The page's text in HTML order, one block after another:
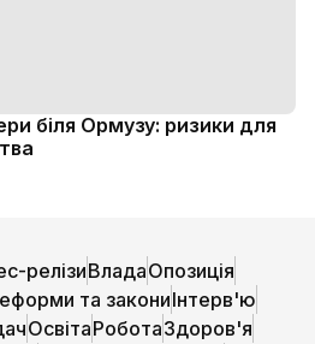
біля Ормузу: ризики для
релізиВладаОпозиція
та закониІнтерв'ю
ОсвітаРоботаЗдоров'я